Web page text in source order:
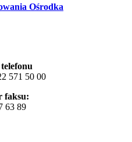
Ośrodka
571 50 00
faksu:
63 89